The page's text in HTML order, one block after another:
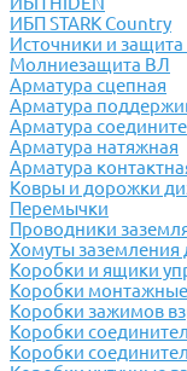
ИБП STARK Country
Источники и защита
Молниезащита ВЛ
Арматура сцепная
Арматура
Арматура
Арматура натяжная
Арматура
Ковры и дорожки
Перемычки
Проводники
Хомуты заземления
Коробки и ящики
Коробки монтажные
Коробки зажимов
Коробки
Коробки